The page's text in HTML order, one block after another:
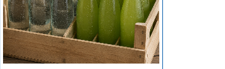
безалкогольных напитков
армянского производства